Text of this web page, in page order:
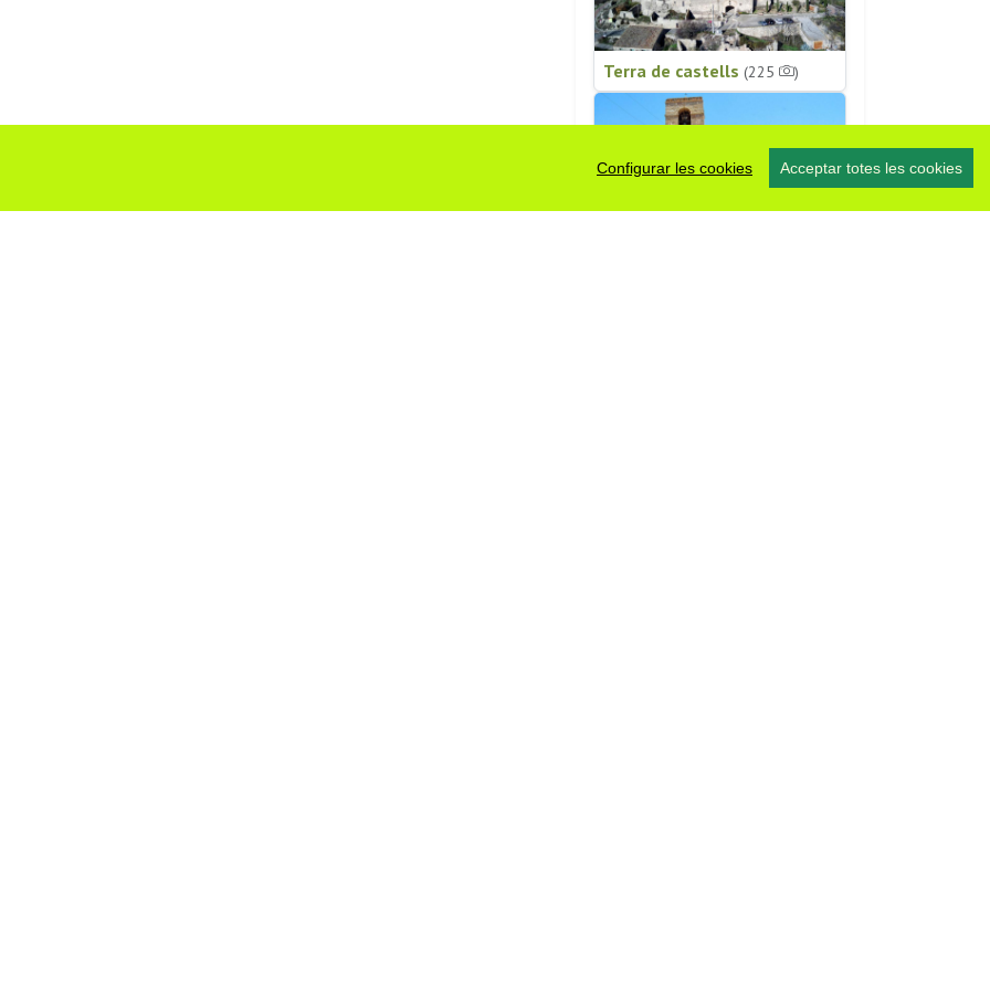
Configurar les cookies Acceptar totes les cookies
Terra de castells (225 )